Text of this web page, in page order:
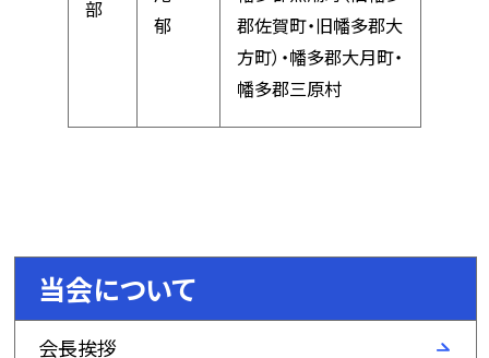
当会について
会長挨拶
部
郁
郡佐賀町・旧幡多郡大
方町）・幡多郡大月町・
幡多郡三原村